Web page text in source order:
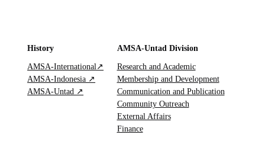
History
AMSA-International↗
AMSA-Indonesia ↗
AMSA-Untad ↗
AMSA-Untad Division
Research and Academic
Membership and Development
Communication and Publication
Community Outreach
External Affairs
Finance